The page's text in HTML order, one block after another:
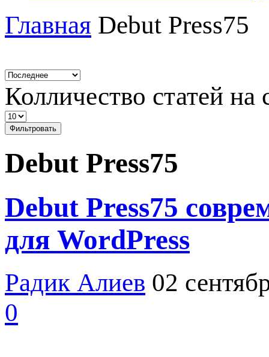
Главная Debut Press75
Колличество статей на
Фильтровать
Debut Press75
Debut Press75
для WordPress
Радик Алиев 02
0